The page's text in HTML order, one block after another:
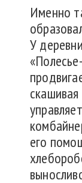
Именно
У
его